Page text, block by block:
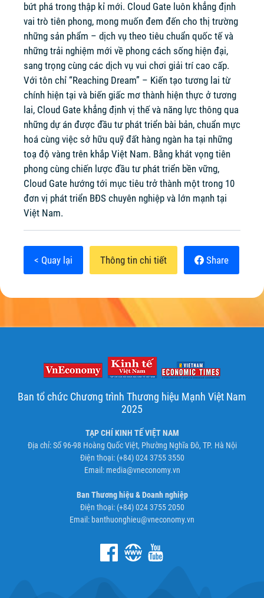
bứt phá trong thập kỉ mới. Cloud Gate luôn khẳng định
vai trò tiên phong, mong muốn đem đến cho thị trường
những sản phẩm – dịch vụ theo tiêu chuẩn quốc tế và
những trải nghiệm mới về phong cách sống hiện đại,
sang trọng cùng các dịch vụ vui chơi giải trí cao cấp.
Với tôn chỉ “Reaching Dream” – Kiến tạo tương lai từ
chính hiện tại và biến giấc mơ thành hiện thực ở tương
lai, Cloud Gate khẳng định vị thế và năng lực thông qua
những dự án được đầu tư phát triển bài bản, chuẩn mực
hoá cùng việc sở hữu quỹ đất hàng ngàn ha tại những
toạ độ vàng trên khắp Việt Nam. Bằng khát vọng tiên
phong cùng chiến lược đầu tư phát triển bền vững,
Cloud Gate hướng tới mục tiêu trở thành một trong 10
đơn vị phát triển BĐS chuyên nghiệp và lớn mạnh tại
Việt Nam.
< Quay lại Thông tin chi tiết Share
Ban tổ chức Chương trình Thương hiệu Mạnh Việt Nam
2025
TẠP CHÍ KINH TẾ VIỆT NAM
Địa chỉ: Số 96-98 Hoàng Quốc Việt, Phường Nghĩa Đô, TP. Hà Nội
Điện thoại: (+84) 024 3755 3550
Email: media@vneconomy.vn
Ban Thương hiệu & Doanh nghiệp
Điện thoại: (+84) 024 3755 2050
Email: banthuonghieu@vneconomy.vn